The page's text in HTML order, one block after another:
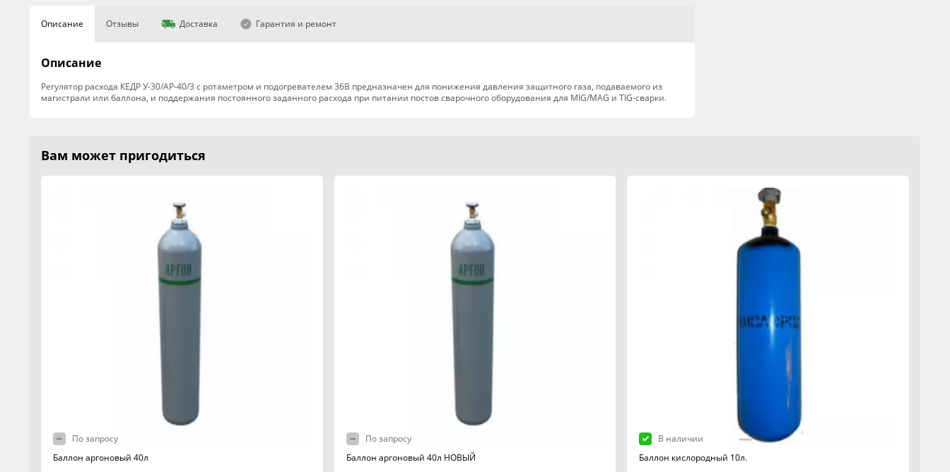
Описание Отзывы Доставка Гарантия и ремонт
Описание
Регулятор расхода КЕДР У-30/АР-40/3 с ротаметром и подогревателем 36В предназначен для понижения давления защитного газа, подаваемого из
магистрали или баллона, и поддержания постоянного заданного расхода при питании постов сварочного оборудования для MIG/MAG и TIG-сварки.
Вам может пригодиться
По запросу
Баллон аргоновый 40л
По запросу
Баллон аргоновый 40л НОВЫЙ
В наличии
Баллон кислородный 10л.